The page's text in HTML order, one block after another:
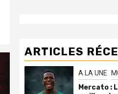
ARTICLES
A LA UNE
Mercato :